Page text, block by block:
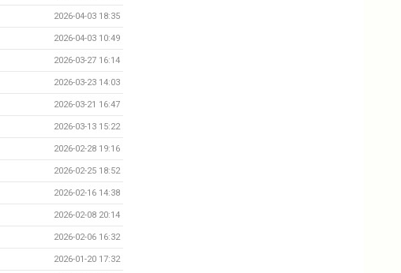
2026-04-03 18:35
2026-04-03 10:49
2026-03-27 16:14
2026-03-23 14:03
2026-03-21 16:47
2026-03-13 15:22
2026-02-28 19:16
2026-02-25 18:52
2026-02-16 14:38
2026-02-08 20:14
2026-02-06 16:32
2026-01-20 17:32